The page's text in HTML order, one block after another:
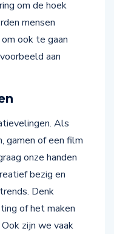
mensen
ook te gaan
aan
of een film
onze handen
bezig en
Denk
of het maken
zijn we vaak
Bovendien